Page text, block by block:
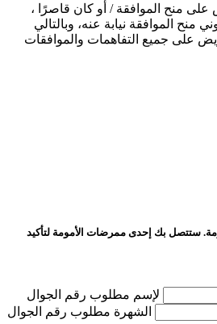
منح الموافقة / أو كان قاصرًا ،
منح الموافقة نيابة عنه، وبالتالي
على جميع التفاهمات والموافقات
ستتصل بك إحدى ممرضات الأمومة لتأكيد
لإسم مطلوب رقم الجوال
الشهرة مطلوب رقم الجوال